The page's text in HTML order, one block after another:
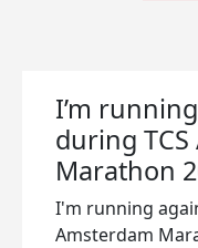
I’m
during
Marathon
I'm running
Amsterdam